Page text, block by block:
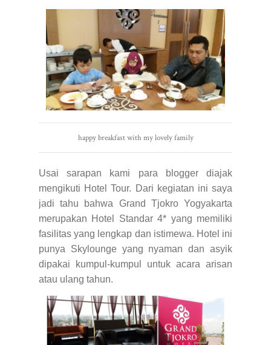
happy breakfast with my lovely family
Usai sarapan kami para blogger diajak
mengikuti Hotel Tour. Dari kegiatan ini saya
jadi tahu bahwa Grand Tjokro Yogyakarta
merupakan Hotel Standar 4* yang memiliki
fasilitas yang lengkap dan istimewa. Hotel ini
punya Skylounge yang nyaman dan asyik
dipakai kumpul-kumpul untuk acara arisan
atau ulang tahun.